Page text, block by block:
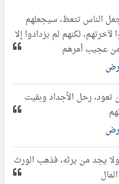
الناس تتعظ، سيجعلهم
لكنهم لم يزدادوا إلا
عجيب أمرهم
تعود، رحل الأجداد وبقيت
يجد من يرثه، فذهب الورث